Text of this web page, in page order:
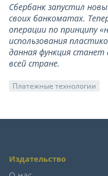
Сбербанк запустил
своих банкоматах.
операции по принципу
использования
данная функция
всей стране.
Платежные технологии
Издательство